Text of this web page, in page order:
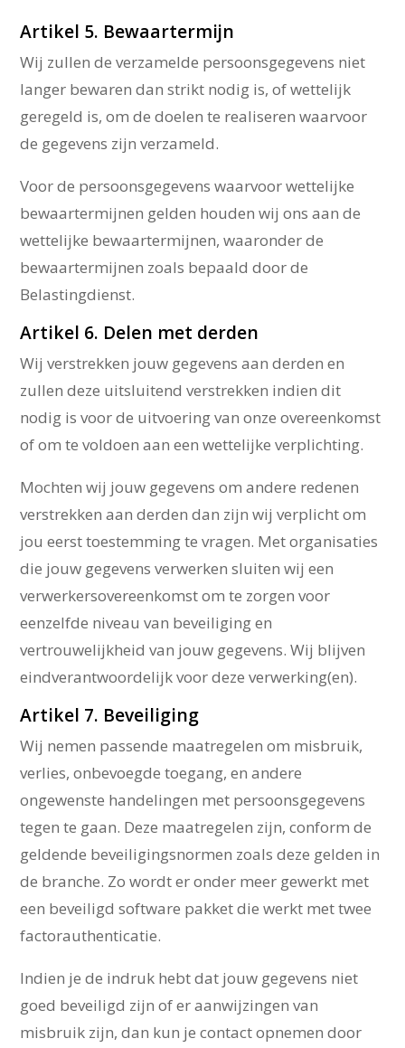
Artikel 5. Bewaartermijn
Wij zullen de verzamelde persoonsgegevens niet
langer bewaren dan strikt nodig is, of wettelijk
geregeld is, om de doelen te realiseren waarvoor
de gegevens zijn verzameld.
Voor de persoonsgegevens waarvoor wettelijke
bewaartermijnen gelden houden wij ons aan de
wettelijke bewaartermijnen, waaronder de
bewaartermijnen zoals bepaald door de
Belastingdienst.
Artikel 6. Delen met derden
Wij verstrekken jouw gegevens aan derden en
zullen deze uitsluitend verstrekken indien dit
nodig is voor de uitvoering van onze overeenkomst
of om te voldoen aan een wettelijke verplichting.
Mochten wij jouw gegevens om andere redenen
verstrekken aan derden dan zijn wij verplicht om
jou eerst toestemming te vragen. Met organisaties
die jouw gegevens verwerken sluiten wij een
verwerkersovereenkomst om te zorgen voor
eenzelfde niveau van beveiliging en
vertrouwelijkheid van jouw gegevens. Wij blijven
eindverantwoordelijk voor deze verwerking(en).
Artikel 7. Beveiliging
Wij nemen passende maatregelen om misbruik,
verlies, onbevoegde toegang, en andere
ongewenste handelingen met persoonsgegevens
tegen te gaan. Deze maatregelen zijn, conform de
geldende beveiligingsnormen zoals deze gelden in
de branche. Zo wordt er onder meer gewerkt met
een beveiligd software pakket die werkt met twee
factorauthenticatie.
Indien je de indruk hebt dat jouw gegevens niet
goed beveiligd zijn of er aanwijzingen van
misbruik zijn, dan kun je contact opnemen door